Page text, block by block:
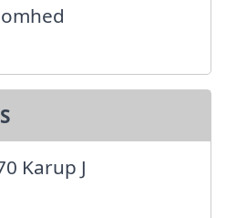
Karup J